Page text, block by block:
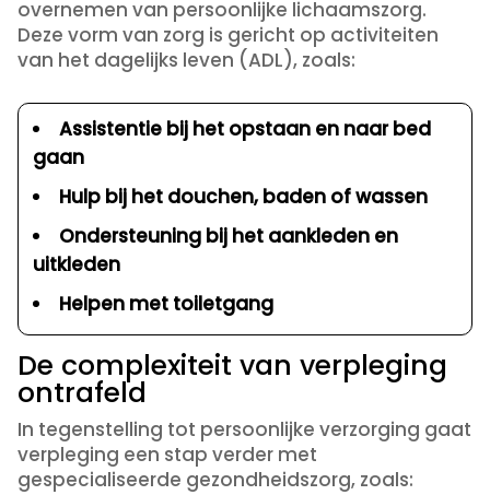
overnemen van persoonlijke lichaamszorg.
Deze vorm van zorg is gericht op activiteiten
van het dagelijks leven (ADL), zoals:
Assistentie bij het opstaan en naar bed
gaan
Hulp bij het douchen, baden of wassen
Ondersteuning bij het aankleden en
uitkleden
Helpen met toiletgang
De complexiteit van verpleging
ontrafeld
In tegenstelling tot persoonlijke verzorging gaat
verpleging een stap verder met
gespecialiseerde gezondheidszorg, zoals: